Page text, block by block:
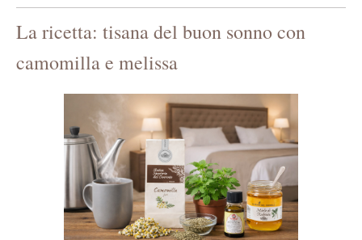
La ricetta: tisana del buon sonno con
camomilla e melissa